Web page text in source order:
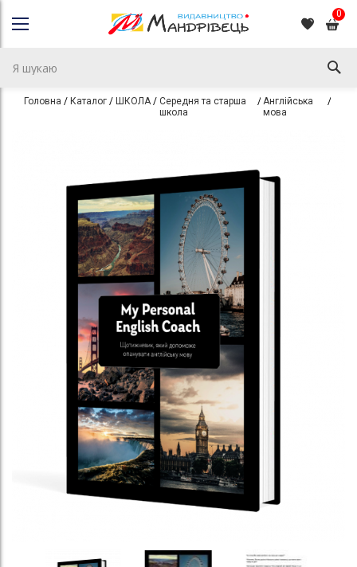
0
Головна Каталог ШКОЛА
Середня та старша
школа
Англійська
мова